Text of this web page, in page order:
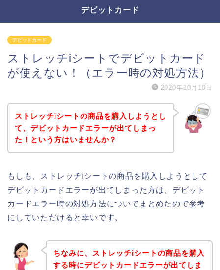
デビットカード
デビットカード
ストレッチiシートでデビットカード
が使えない！（エラー時の対処方法）
2020年10月10日
ストレッチiシートの商品を購入しようとし
て、デビットカードエラーが出てしまっ
た！という方はいませんか？
もしも、ストレッチiシートの商品を購入しようとして
デビットカードエラーが出てしまった方は、デビット
カードエラー時の対処方法についてまとめたので参考
にしていただけると幸いです。
ちなみに、ストレッチiシートの商品を購入
する時にデビットカードエラーが出てしま